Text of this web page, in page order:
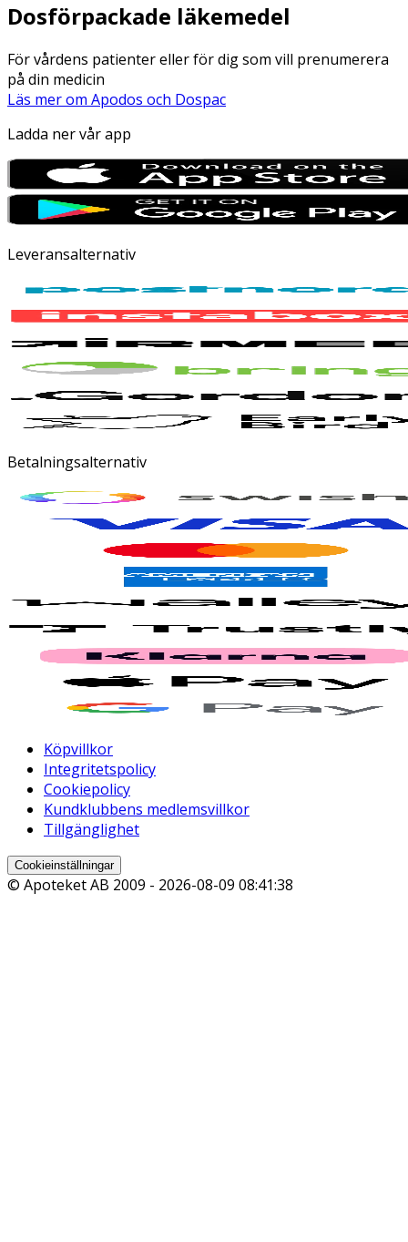
Dosförpackade läkemedel
För vårdens patienter eller för dig som vill prenumerera
på din medicin
Läs mer om Apodos och Dospac
Ladda ner vår app
Leveransalternativ
Betalningsalternativ
Köpvillkor
Integritetspolicy
Cookiepolicy
Kundklubbens medlemsvillkor
Tillgänglighet
Cookieinställningar
© Apoteket AB 2009 - 2026-08-09 08:41:38